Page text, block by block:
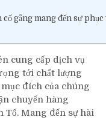
gắng mang đến sự
cung cấp dịch vụ
tới chất lượng
đích của chúng
chuyển hàng
Tố. Mang đến sự hài